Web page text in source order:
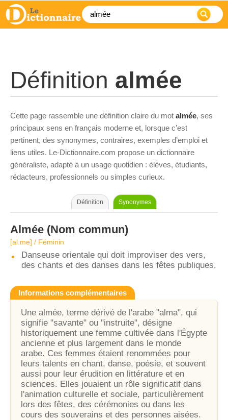
Définition almée
Cette page rassemble une définition claire du mot almée, ses
principaux sens en français moderne et, lorsque c’est
pertinent, des synonymes, contraires, exemples d’emploi et
liens utiles. Le-Dictionnaire.com propose un dictionnaire
généraliste, adapté à un usage quotidien : élèves, étudiants,
rédacteurs, professionnels ou simples curieux.
Définition Synonymes
Almée (Nom commun)
[al.me] / Féminin
Danseuse orientale qui doit improviser des vers,
des chants et des danses dans les fêtes publiques.
Informations complémentaires
Une almée, terme dérivé de l'arabe "alma", qui
signifie "savante" ou "instruite", désigne
historiquement une femme cultivée dans l'Égypte
ancienne et plus largement dans le monde
arabe. Ces femmes étaient renommées pour
leurs talents en chant, danse, poésie, et souvent
aussi pour leur érudition en littérature et en
sciences. Elles jouaient un rôle significatif dans
l'animation culturelle et sociale, particulièrement
lors des fêtes, des cérémonies ou dans les
cours des souverains et des personnes aisées.